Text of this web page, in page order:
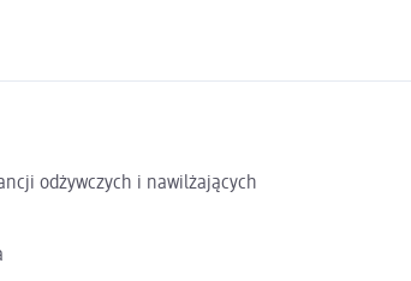
odżywczych i nawilżających